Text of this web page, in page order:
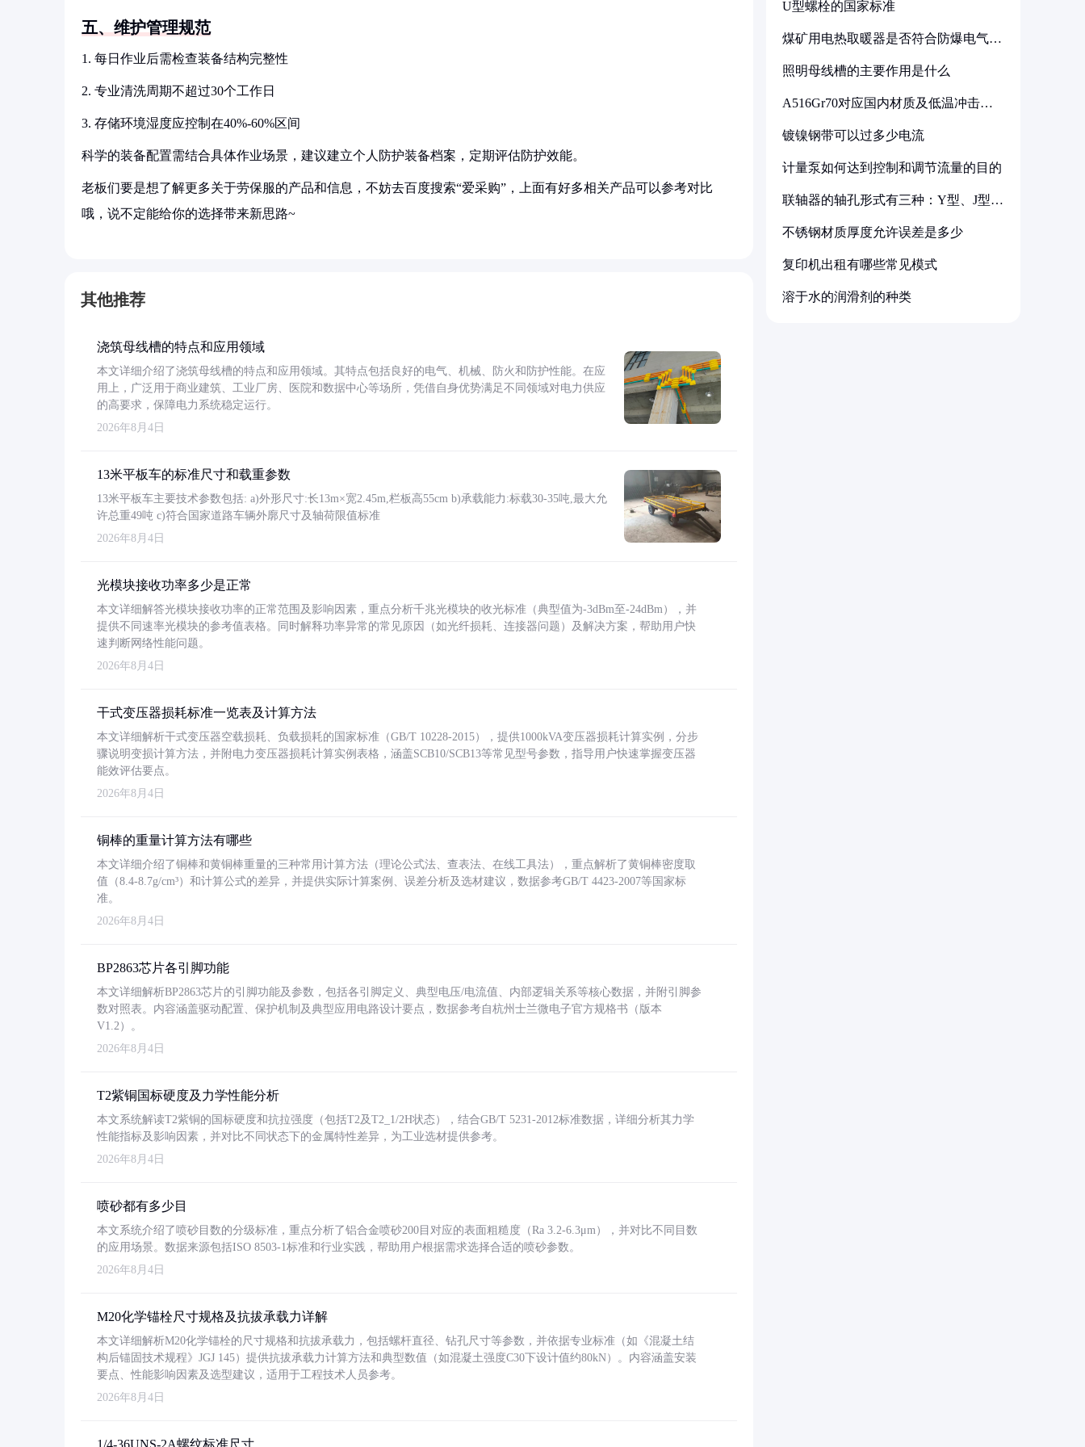
五、维护管理规范
1. 每日作业后需检查装备结构完整性
2. 专业清洗周期不超过30个工作日
3. 存储环境湿度应控制在40%-60%区间
科学的装备配置需结合具体作业场景，建议建立个人防护装备档案，定期评估防护效能。
老板们要是想了解更多关于劳保服的产品和信息，不妨去百度搜索“爱采购”，上面有好多相关产品可以参考对比
哦，说不定能给你的选择带来新思路~
其他推荐
浇筑母线槽的特点和应用领域
本文详细介绍了浇筑母线槽的特点和应用领域。其特点包括良好的电气、机械、防火和防护性能。在应
用上，广泛用于商业建筑、工业厂房、医院和数据中心等场所，凭借自身优势满足不同领域对电力供应
的高要求，保障电力系统稳定运行。
2026年8月4日
13米平板车的标准尺寸和载重参数
13米平板车主要技术参数包括: a)外形尺寸:长13m×宽2.45m,栏板高55cm b)承载能力:标载30-35吨,最大允
许总重49吨 c)符合国家道路车辆外廓尺寸及轴荷限值标准
2026年8月4日
光模块接收功率多少是正常
本文详细解答光模块接收功率的正常范围及影响因素，重点分析千兆光模块的收光标准（典型值为-3dBm至-24dBm），并
提供不同速率光模块的参考值表格。同时解释功率异常的常见原因（如光纤损耗、连接器问题）及解决方案，帮助用户快
速判断网络性能问题。
2026年8月4日
干式变压器损耗标准一览表及计算方法
本文详细解析干式变压器空载损耗、负载损耗的国家标准（GB/T 10228-2015），提供1000kVA变压器损耗计算实例，分步
骤说明变损计算方法，并附电力变压器损耗计算实例表格，涵盖SCB10/SCB13等常见型号参数，指导用户快速掌握变压器
能效评估要点。
2026年8月4日
铜棒的重量计算方法有哪些
本文详细介绍了铜棒和黄铜棒重量的三种常用计算方法（理论公式法、查表法、在线工具法），重点解析了黄铜棒密度取
值（8.4-8.7g/cm³）和计算公式的差异，并提供实际计算案例、误差分析及选材建议，数据参考GB/T 4423-2007等国家标
准。
2026年8月4日
BP2863芯片各引脚功能
本文详细解析BP2863芯片的引脚功能及参数，包括各引脚定义、典型电压/电流值、内部逻辑关系等核心数据，并附引脚参
数对照表。内容涵盖驱动配置、保护机制及典型应用电路设计要点，数据参考自杭州士兰微电子官方规格书（版本
V1.2）。
2026年8月4日
T2紫铜国标硬度及力学性能分析
本文系统解读T2紫铜的国标硬度和抗拉强度（包括T2及T2_1/2H状态），结合GB/T 5231-2012标准数据，详细分析其力学
性能指标及影响因素，并对比不同状态下的金属特性差异，为工业选材提供参考。
2026年8月4日
喷砂都有多少目
本文系统介绍了喷砂目数的分级标准，重点分析了铝合金喷砂200目对应的表面粗糙度（Ra 3.2-6.3μm），并对比不同目数
的应用场景。数据来源包括ISO 8503-1标准和行业实践，帮助用户根据需求选择合适的喷砂参数。
2026年8月4日
M20化学锚栓尺寸规格及抗拔承载力详解
本文详细解析M20化学锚栓的尺寸规格和抗拔承载力，包括螺杆直径、钻孔尺寸等参数，并依据专业标准（如《混凝土结
构后锚固技术规程》JGJ 145）提供抗拔承载力计算方法和典型数值（如混凝土强度C30下设计值约80kN）。内容涵盖安装
要点、性能影响因素及选型建议，适用于工程技术人员参考。
2026年8月4日
1/4-36UNS-2A螺纹标准尺寸
U型螺栓的国家标准
煤矿用电热取暖器是否符合防爆电气设
照明母线槽的主要作用是什么
A516Gr70对应国内材质及低温冲击要
镀镍钢带可以过多少电流
计量泵如何达到控制和调节流量的目的
联轴器的轴孔形式有三种：Y型、J型、
不锈钢材质厚度允许误差是多少
复印机出租有哪些常见模式
溶于水的润滑剂的种类